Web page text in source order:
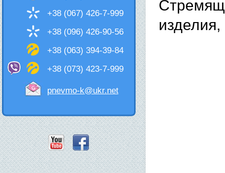
+38 (067) 426-7-999
+38 (096) 426-90-56
+38 (063) 394-39-84
+38 (073) 423-7-999
pnevmo-k@ukr.net